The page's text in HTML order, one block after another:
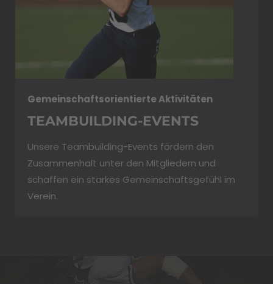
Gemeinschaftsorientierte Aktivitäten
TEAMBUILDING-EVENTS
Unsere Teambuilding-Events fördern den
Zusammenhalt unter den Mitgliedern und
schaffen ein starkes Gemeinschaftsgefühl im
Verein.